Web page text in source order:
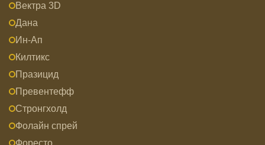
Вектра 3D
Дана
Ин-Ап
Килтикс
Празицид
Превентефф
Стронгхолд
Фолайн спрей